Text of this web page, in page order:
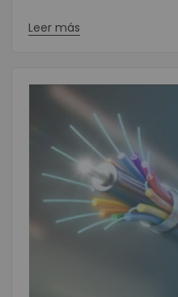
Leer más